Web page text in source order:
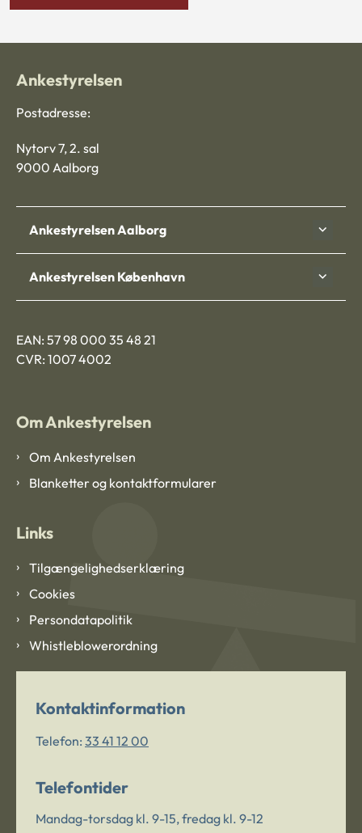
Ankestyrelsen
Postadresse:
Nytorv 7, 2. sal
9000 Aalborg
Ankestyrelsen Aalborg
Ankestyrelsen København
EAN: 57 98 000 35 48 21
CVR: 1007 4002
Om Ankestyrelsen
Om Ankestyrelsen
Blanketter og kontaktformularer
Links
Tilgængelighedserklæring
Cookies
Persondatapolitik
Whistleblowerordning
Kontaktinformation
Telefon: 33 41 12 00
Telefontider
Mandag-torsdag kl. 9-15, fredag kl. 9-12